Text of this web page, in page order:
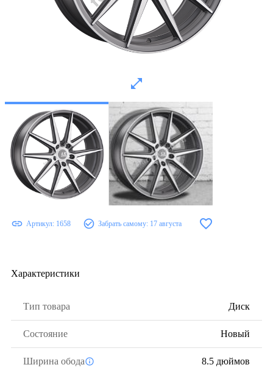
Артикул: 1658 Забрать самому: 17 августа
Характеристики
Тип товара Диск
Состояние Новый
Ширина обода 8.5 дюймов